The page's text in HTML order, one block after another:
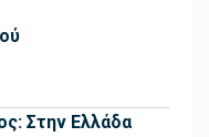
Στην Ελλάδα